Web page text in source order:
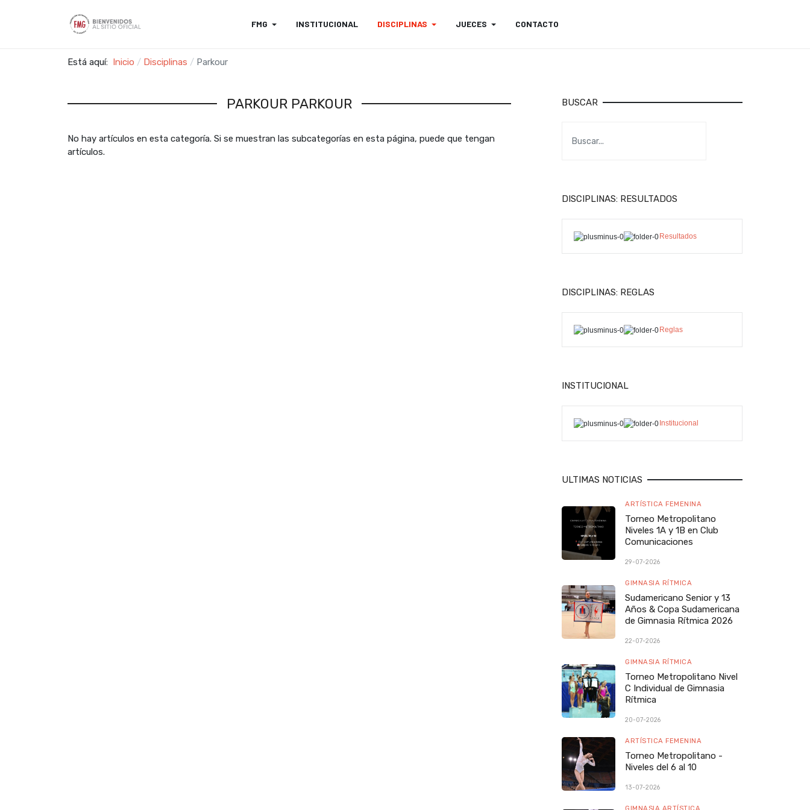
FMG INSTITUCIONAL DISCIPLINAS JUECES CONTACTO
Está aquí: Inicio Disciplinas Parkour
PARKOUR PARKOUR
No hay artículos en esta categoría. Si se muestran las subcategorías en esta página, puede que tengan
artículos.
BUSCAR
DISCIPLINAS: RESULTADOS
Resultados
DISCIPLINAS: REGLAS
Reglas
INSTITUCIONAL
Institucional
ULTIMAS NOTICIAS
ARTÍSTICA FEMENINA
Torneo Metropolitano
Niveles 1A y 1B en Club
Comunicaciones
29-07-2026
GIMNASIA RÍTMICA
Sudamericano Senior y 13
Años & Copa Sudamericana
de Gimnasia Rítmica 2026
22-07-2026
GIMNASIA RÍTMICA
Torneo Metropolitano Nivel
C Individual de Gimnasia
Rítmica
20-07-2026
ARTÍSTICA FEMENINA
Torneo Metropolitano -
Niveles del 6 al 10
13-07-2026